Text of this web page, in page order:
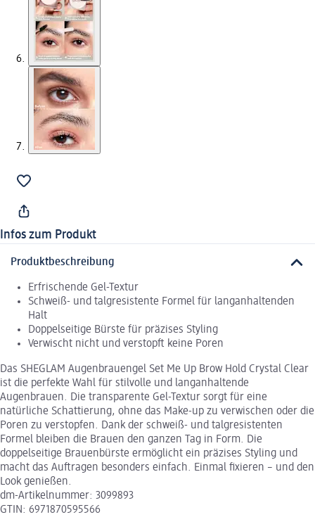
Infos zum Produkt
Produktbeschreibung
Erfrischende Gel-Textur
Schweiß- und talgresistente Formel für langanhaltenden
Halt
Doppelseitige Bürste für präzises Styling
Verwischt nicht und verstopft keine Poren
Das SHEGLAM Augenbrauengel Set Me Up Brow Hold Crystal Clear
ist die perfekte Wahl für stilvolle und langanhaltende
Augenbrauen. Die transparente Gel-Textur sorgt für eine
natürliche Schattierung, ohne das Make-up zu verwischen oder die
Poren zu verstopfen. Dank der schweiß- und talgresistenten
Formel bleiben die Brauen den ganzen Tag in Form. Die
doppelseitige Brauenbürste ermöglicht ein präzises Styling und
macht das Auftragen besonders einfach. Einmal fixieren – und den
Look genießen.
dm-Artikelnummer: 3099893
GTIN: 6971870595566